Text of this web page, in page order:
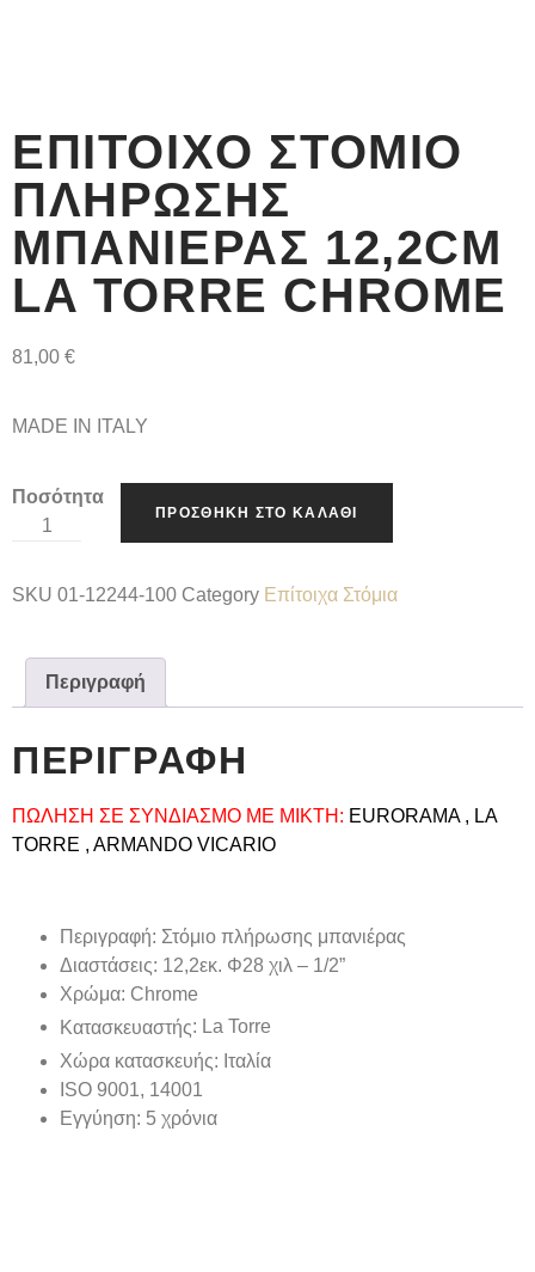
ΕΠΊΤΟΙΧΟ ΣΤΌΜΙΟ
ΠΛΉΡΩΣΗΣ
ΜΠΑΝΙΈΡΑΣ 12,2CM
LA TORRE CHROME
81,00 €
MADE IN ITALY
Ποσότητα
ΠΡΟΣΘΉΚΗ ΣΤΟ ΚΑΛΆΘΙ
SKU 01-12244-100 Category Επίτοιχα Στόμια
Περιγραφή
ΠΕΡΙΓΡΑΦΉ
ΠΩΛΗΣΗ ΣΕ ΣΥΝΔΙΑΣΜΟ ΜΕ ΜΙΚΤΗ: EURORAMA , LA
TORRE , ARMANDO VICARIO
Περιγραφή: Στόμιο πλήρωσης μπανιέρας
Διαστάσεις: 12,2εκ. Φ28 χιλ – 1/2”
Χρώμα: Chrome
Κατασκευαστής: La Torre
Xώρα κατασκευής: Ιταλία
ISO 9001, 14001
Εγγύηση: 5 χρόνια